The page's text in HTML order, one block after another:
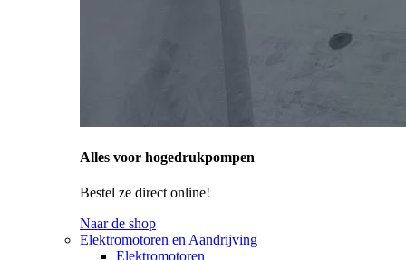
Alles voor hogedrukpompen
Bestel ze direct online!
Naar de shop
Elektromotoren en Aandrijving
Elektromotoren